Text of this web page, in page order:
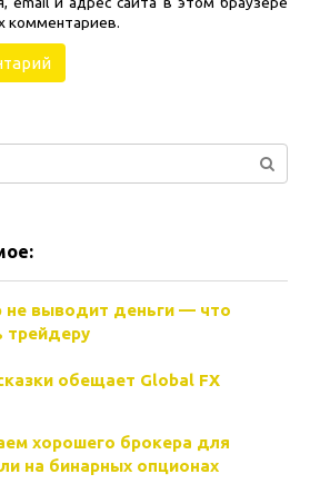
комментариев.
не выводит деньги — что
трейдеру
обещает Global FX
хорошего брокера для
на бинарных опционах